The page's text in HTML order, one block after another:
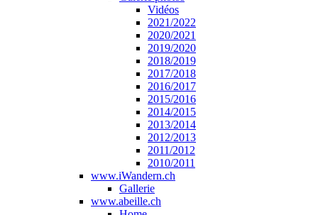
Vidéos
2021/2022
2020/2021
2019/2020
2018/2019
2017/2018
2016/2017
2015/2016
2014/2015
2013/2014
2012/2013
2011/2012
2010/2011
www.iWandern.ch
Gallerie
www.abeille.ch